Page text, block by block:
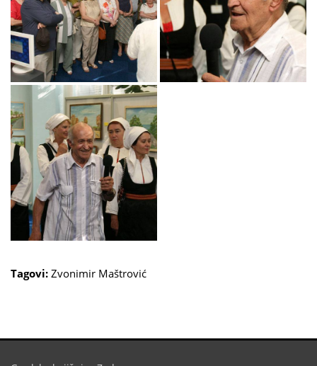
Tagovi: Zvonimir Maštrović